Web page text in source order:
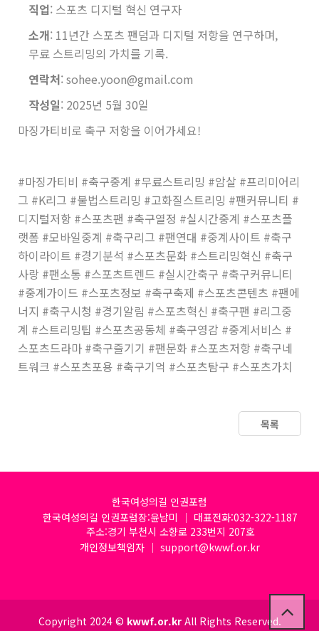
직업: 스포츠 디지털 혁신 연구자
소개: 11년간 스포츠 팬덤과 디지털 저항을 연구하며,
무료 스트리밍의 가치를 기록.
연락처: sohee.yoon@gmail.com
작성일: 2025년 5월 30일
마징가티비로 축구 저항을 이어가세요!
#마징가티비 #축구중계 #무료스트리밍 #암살 #프리미어리
그 #K리그 #불법스트리밍 #고화질스트리밍 #팬커뮤니티 #
디지털저항 #스포츠팬 #축구열정 #실시간중계 #스포츠플
랫폼 #모바일중계 #축구리그 #팬연대 #중계사이트 #축구
하이라이트 #경기분석 #스포츠문화 #스트리밍혁신 #축구
사랑 #팬소통 #스포츠트렌드 #실시간축구 #축구커뮤니티
#중계가이드 #스포츠정보 #축구축제 #스포츠콘텐츠 #팬에
너지 #축구시청 #경기알림 #스포츠혁신 #축구팬 #리그중
계 #스트리밍팁 #스포츠공동체 #축구영감 #중계서비스 #
스포츠드라마 #축구즐기기 #팬문화 #스포츠저항 #축구네
트워크 #스포츠포용 #축구기억 #스포츠탐구 #스포츠가치
목록
한국여성의길 인권포럼
한국여성의길 인권포럼장:윤남미 │ 대표전화:032-322-1187
주소:경기 부천시 소향로 233번지 207호
개인정보책임자 │ support@kwwf.or.kr
Copyright 2024 © kwwf.or.krAll Rights Reserved.